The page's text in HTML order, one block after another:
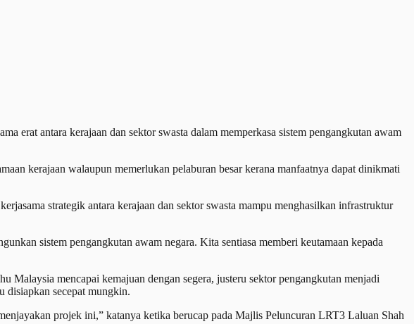
antara kerajaan dan sektor swasta dalam memperkasa sistem pengangkutan awam
kerajaan walaupun memerlukan pelaburan besar kerana manfaatnya dapat dinikmati
strategik antara kerajaan dan sektor swasta mampu menghasilkan infrastruktur
sistem pengangkutan awam negara. Kita sentiasa memberi keutamaan kepada
Malaysia mencapai kemajuan dengan segera, justeru sektor pengangkutan menjadi
disiapkan secepat mungkin.
projek ini,” katanya ketika berucap pada Majlis Peluncuran LRT3 Laluan Shah